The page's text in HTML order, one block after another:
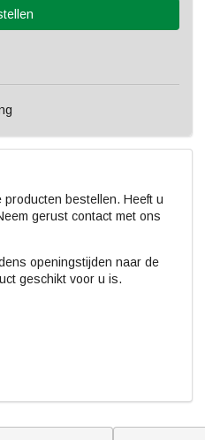
bestellen. Heeft u
gerust contact met ons
openingstijden naar de
geschikt voor u is.